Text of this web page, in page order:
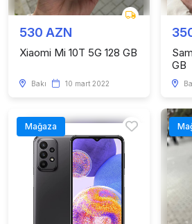
530 AZN
Xiaomi Mi 10T 5G 128 GB
Bakı 10 mart 2022
GB
Mağaza